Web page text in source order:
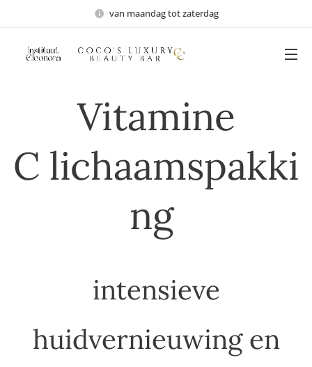
van maandag tot zaterdag
Vitamine
C lichaamspakki
ng
intensieve
huidvernieuwing en